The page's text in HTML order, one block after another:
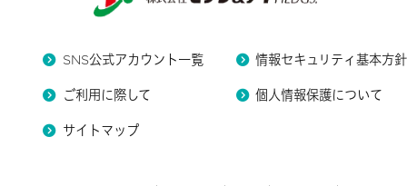
SNS公式アカウント一覧 情報セキュリティ基本方針
ご利用に際して 個人情報保護について
サイトマップ